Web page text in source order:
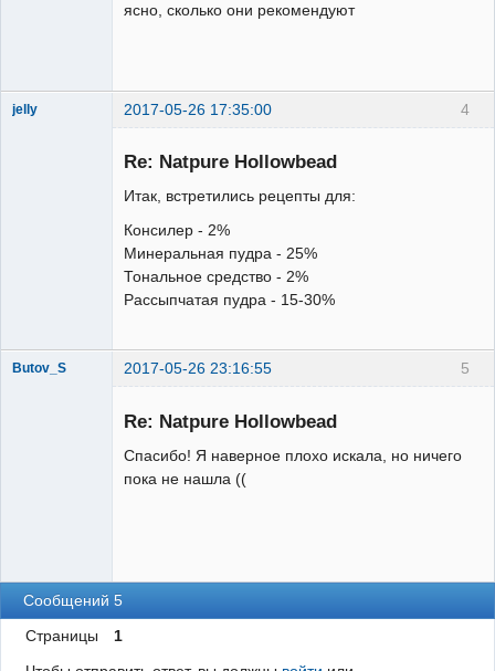
ясно, сколько они рекомендуют
4
jelly 2017-05-26 17:35:00
Re: Natpure Hollowbead
Итак, встретились рецепты для:
Консилер - 2%
Минеральная пудра - 25%
Тональное средство - 2%
Рассыпчатая пудра - 15-30%
5
Butov_S 2017-05-26 23:16:55
Re: Natpure Hollowbead
Спасибо! Я наверное плохо искала, но ничего
пока не нашла ((
Сообщений 5
Страницы
1